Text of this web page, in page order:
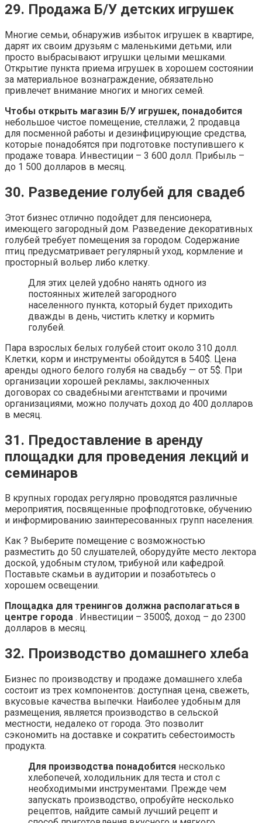
29. Продажа Б/У детских игрушек
Многие семьи, обнаружив избыток игрушек в квартире,
дарят их своим друзьям с маленькими детьми, или
просто выбрасывают игрушки целыми мешками.
Открытие пункта приема игрушек в хорошем состоянии
за материальное вознаграждение, обязательно
привлечет внимание многих и многих семей.
Чтобы открыть магазин Б/У игрушек, понадобится
небольшое чистое помещение, стеллажи, 2 продавца
для посменной работы и дезинфицирующие средства,
которые понадобятся при подготовке поступившего к
продаже товара. Инвестиции – 3 600 долл. Прибыль –
до 1 500 долларов в месяц.
30. Разведение голубей для свадеб
Этот бизнес отлично подойдет для пенсионера,
имеющего загородный дом. Разведение декоративных
голубей требует помещения за городом. Содержание
птиц предусматривает регулярный уход, кормление и
просторный вольер либо клетку.
Для этих целей удобно нанять одного из
постоянных жителей загородного
населенного пункта, который будет приходить
дважды в день, чистить клетку и кормить
голубей.
Пара взрослых белых голубей стоит около 310 долл.
Клетки, корм и инструменты обойдутся в 540$. Цена
аренды одного белого голубя на свадьбу — от 5$. При
организации хорошей рекламы, заключенных
договорах со свадебными агентствами и прочими
организациями, можно получать доход до 400 долларов
в месяц.
31. Предоставление в аренду
площадки для проведения лекций и
семинаров
В крупных городах регулярно проводятся различные
мероприятия, посвященные профподготовке, обучению
и информированию заинтересованных групп населения.
Как ? Выберите помещение с возможностью
разместить до 50 слушателей, оборудуйте место лектора
доской, удобным стулом, трибуной или кафедрой.
Поставьте скамьи в аудитории и позаботьтесь о
хорошем освещении.
Площадка для тренингов должна располагаться в
центре города . Инвестиции – 3500$, доход – до 2300
долларов в месяц.
32. Производство домашнего хлеба
Бизнес по производству и продаже домашнего хлеба
состоит из трех компонентов: доступная цена, свежеть,
вкусовые качества выпечки. Наиболее удобным для
размещения, является производство в сельской
местности, недалеко от города. Это позволит
сэкономить на доставке и сократить себестоимость
продукта.
Для производства понадобится несколько
хлебопечей, холодильник для теста и стол с
необходимыми инструментами. Прежде чем
запускать производство, опробуйте несколько
рецептов, найдите самый лучший рецепт и